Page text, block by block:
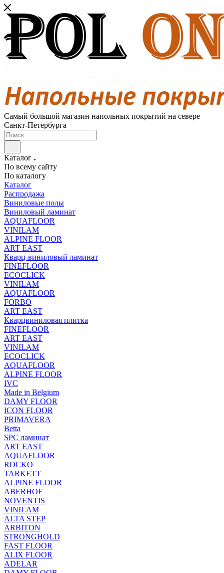
Самый большой магазин напольных покрытий на севере
Санкт-Петербурга
Каталог
По всему сайту
По каталогу
Каталог
Распродажа
Виниловые полы
Виниловый ламинат
AQUAFLOOR
VINILAM
ALPINE FLOOR
ART EAST
Кварц-виниловый ламинат
FINEFLOOR
ECOCLICK
VINILAM
AQUAFLOOR
FORBO
ART EAST
Кварцвиниловая плитка
FINEFLOOR
ART EAST
VINILAM
ECOCLICK
AQUAFLOOR
ALPINE FLOOR
IVC
Made in Belgium
DAMY FLOOR
ICON FLOOR
PRIMAVERA
Betta
SPC ламинат
ART EAST
AQUAFLOOR
ROCKO
TARKETT
ALPINE FLOOR
ABERHOF
NOVENTIS
VINILAM
ALTA STEP
ARBITON
STRONGHOLD
FAST FLOOR
ALIX FLOOR
ADELAR